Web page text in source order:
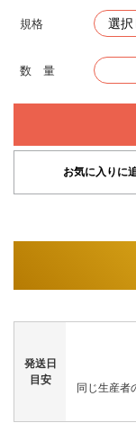
規格
数 量
お気に入りに
発送日
目安
同じ生産者